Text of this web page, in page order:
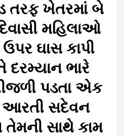
તરફ ખેતરમાં બે
મહિલાઓ
ઘાસ કાપી
દરમ્યાન ભારે
પડતા એક
આરતી સદેવન
તેમની સાથે કામ